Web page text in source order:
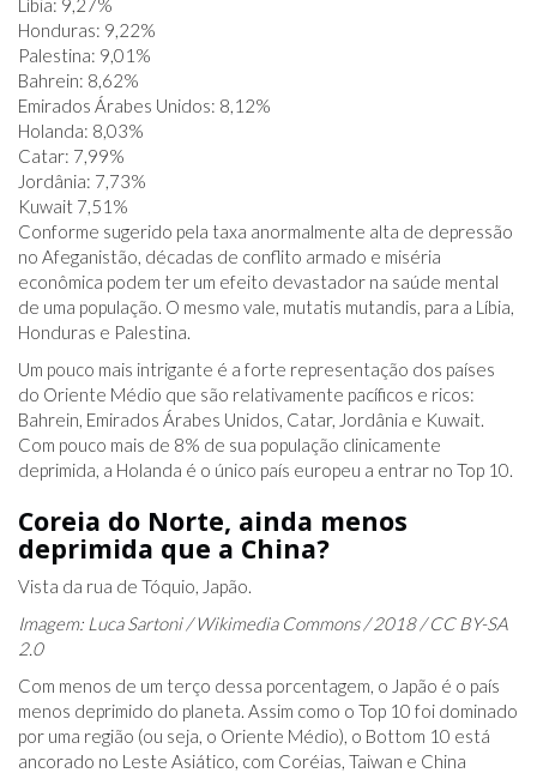
Líbia: 9,27%
Honduras: 9,22%
Palestina: 9,01%
Bahrein: 8,62%
Emirados Árabes Unidos: 8,12%
Holanda: 8,03%
Catar: 7,99%
Jordânia: 7,73%
Kuwait 7,51%
Conforme sugerido pela taxa anormalmente alta de depressão
no Afeganistão, décadas de conflito armado e miséria
econômica podem ter um efeito devastador na saúde mental
de uma população. O mesmo vale, mutatis mutandis, para a Líbia,
Honduras e Palestina.
Um pouco mais intrigante é a forte representação dos países
do Oriente Médio que são relativamente pacíficos e ricos:
Bahrein, Emirados Árabes Unidos, Catar, Jordânia e Kuwait.
Com pouco mais de 8% de sua população clinicamente
deprimida, a Holanda é o único país europeu a entrar no Top 10.
Coreia do Norte, ainda menos
deprimida que a China?
Vista da rua de Tóquio, Japão.
Imagem: Luca Sartoni / Wikimedia Commons / 2018 / CC BY-SA
2.0
Com menos de um terço dessa porcentagem, o Japão é o país
menos deprimido do planeta. Assim como o Top 10 foi dominado
por uma região (ou seja, o Oriente Médio), o Bottom 10 está
ancorado no Leste Asiático, com Coréias, Taiwan e China